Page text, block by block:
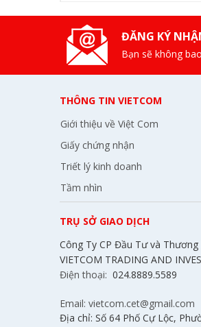
ĐĂNG KÝ
Bạn sẽ không
THÔNG TIN VIETCOM
Giới thiệu về Việt Com
Giấy chứng nhận
Triết lý kinh doanh
Tầm nhìn
TRỤ SỞ GIAO DỊCH
Công Ty CP Đầu Tư và Thương
VIETCOM TRADING AND
Điện thoại: 024.8889.5589
Email: vietcom.cet@gmail.com
Địa chỉ: Số 64 Phố Cự Lộc,